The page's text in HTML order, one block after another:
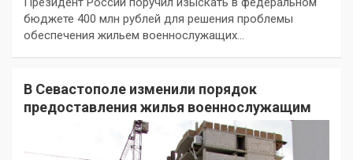
бюджете 400 млн рублей для решения проблемы
обеспечения жильем военнослужащих…
В Севастополе изменили порядок
предоставления жилья военнослужащим